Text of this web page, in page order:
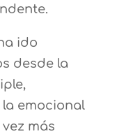
ido
desde la
emocional
más